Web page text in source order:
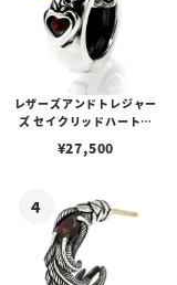
レザーズアンドトレジャー
ズ セイクリッドハートピ
¥27,500